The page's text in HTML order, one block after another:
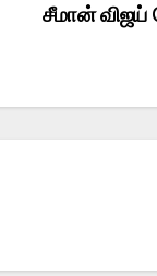
சீமான் விஜய்